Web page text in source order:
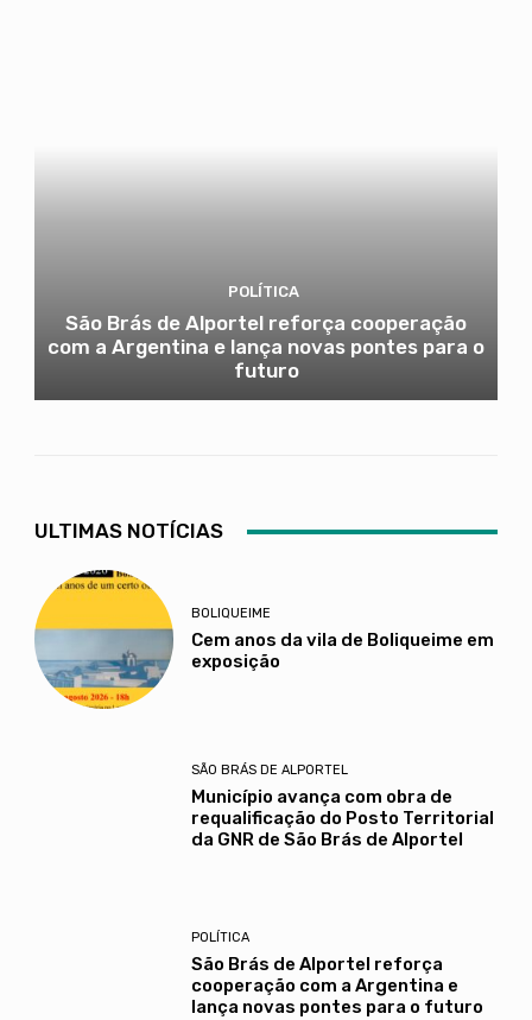
POLÍTICA
São Brás de Alportel reforça cooperação
com a Argentina e lança novas pontes para o
futuro
ULTIMAS NOTÍCIAS
BOLIQUEIME
Cem anos da vila de Boliqueime em
exposição
SÃO BRÁS DE ALPORTEL
Município avança com obra de
requalificação do Posto Territorial
da GNR de São Brás de Alportel
POLÍTICA
São Brás de Alportel reforça
cooperação com a Argentina e
lança novas pontes para o futuro